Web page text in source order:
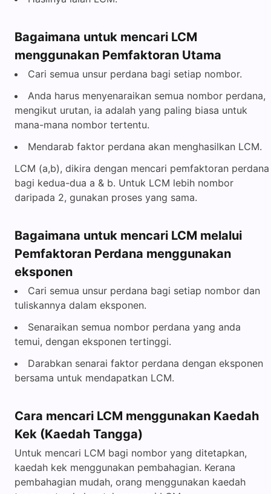
Bagaimana untuk mencari LCM
menggunakan Pemfaktoran Utama
Cari semua unsur perdana bagi setiap nombor.
Anda harus menyenaraikan semua nombor perdana,
mengikut urutan, ia adalah yang paling biasa untuk
mana-mana nombor tertentu.
Mendarab faktor perdana akan menghasilkan LCM.
LCM (a,b), dikira dengan mencari pemfaktoran perdana
bagi kedua-dua a & b. Untuk LCM lebih nombor
daripada 2, gunakan proses yang sama.
Bagaimana untuk mencari LCM melalui
Pemfaktoran Perdana menggunakan
eksponen
Cari semua unsur perdana bagi setiap nombor dan
tuliskannya dalam eksponen.
Senaraikan semua nombor perdana yang anda
temui, dengan eksponen tertinggi.
Darabkan senarai faktor perdana dengan eksponen
bersama untuk mendapatkan LCM.
Cara mencari LCM menggunakan Kaedah
Kek (Kaedah Tangga)
Untuk mencari LCM bagi nombor yang ditetapkan,
kaedah kek menggunakan pembahagian. Kerana
pembahagian mudah, orang menggunakan kaedah